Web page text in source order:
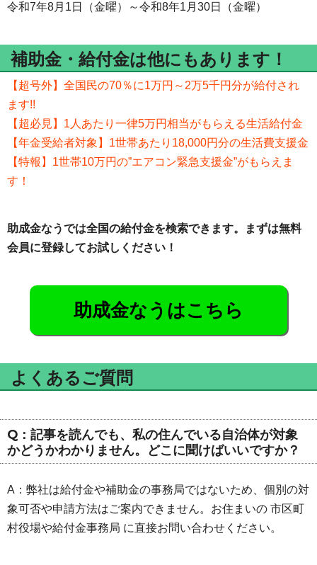
令和7年8月1日（金曜）～令和8年1月30日（金曜）
補助金・給付金は他にもあります！
【超号外】全国民の70％に1万円～2万5千円分が給付され
ます!!
【超必見】1人あたり一律5万円相当がもらえる生活給付金
【年金受給者対象】1世帯あたり18,000円分の生活費支援金
【特報】1世帯10万円の”エアコン緊急支援金”がもらえま
す！
助成金なうでは全国の給付金を検索できます。まずは無料
会員に登録してお試しください！
助成金なうはこちら
よくあるご質問
Q：記事を読んでも、私の住んでいる自治体が対象
かどうかわかりません。どこに聞けばいいですか？
A：弊社は給付金や補助金の事務局ではないため、個別の対
象可否や申請方法はご案内できません。お住まいの 市区町
村役場や給付金事務局 に直接お問い合わせください。